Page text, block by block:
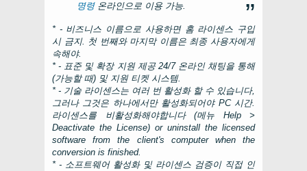
명령온라인으로 이용 가능.
* - 비즈니스 이름으로 사용하면 홈 라이센스 구입
시 금지. 첫 번째와 마지막 이름은 최종 사용자에게
속해야.
* - 표준 및 확장 지원 제공 24/7 온라인 채팅을 통해
(가능할 때) 및 지원 티켓 시스템.
* - 기술 라이센스는 여러 번 활성화 할 수 있습니다,
그러나 그것은 하나에서만 활성화되어야 PC시간.
라이센스를 비활성화해야합니다 (메뉴 Help >
Deactivate the License) or uninstall the licensed
software from the client's computer when the
conversion is finished.
* - 소프트웨어 활성화 및 라이센스 검증이 직접 인